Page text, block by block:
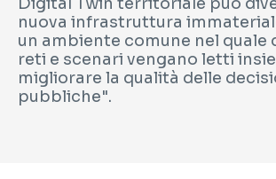
nuova infrastruttura
un ambiente comune nel quale
reti e scenari vengano letti
migliorare la qualità delle
pubbliche".